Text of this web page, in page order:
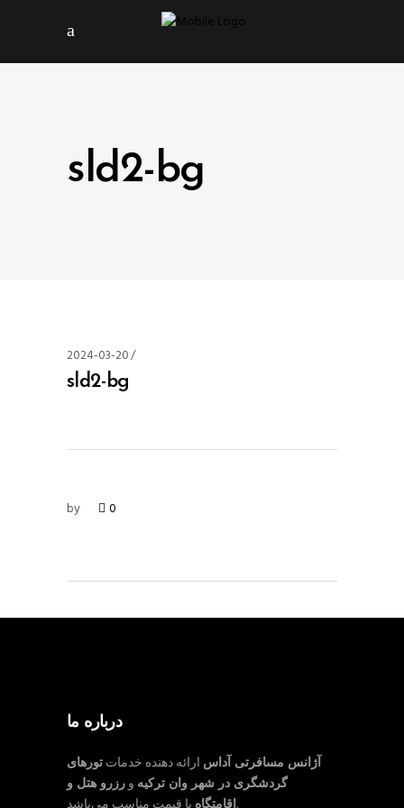
sld2-bg
2024-03-20
sld2-bg
by 0
درباره ما
آژانس مسافرتی آداس ارائه دهنده خدماتتورهای
گردشگری در شهر وان ترکیه ورزرو هتل و